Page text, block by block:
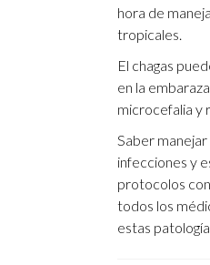
hora de
tropicales.
El chagas
en la
microcefalia y
Saber
infecciones y
protocolos
todos los
estas